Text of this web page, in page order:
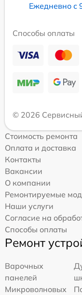
Ежедневно с
Способы оплаты
© 2026
Стоимость ремонта
Оплата и доставка
Контакты
Вакансии
О компании
Ремонтируемые
Наши услуги
Согласие на
Способы оплаты
Ремонт
Варочных
панелей
Микроволновых